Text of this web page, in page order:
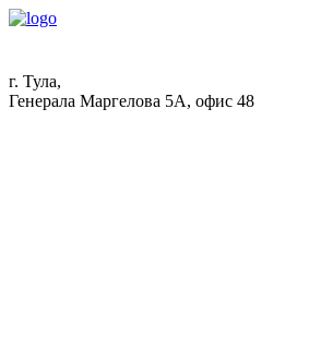
г. Тула,
Генерала Маргелова 5А, офис 48